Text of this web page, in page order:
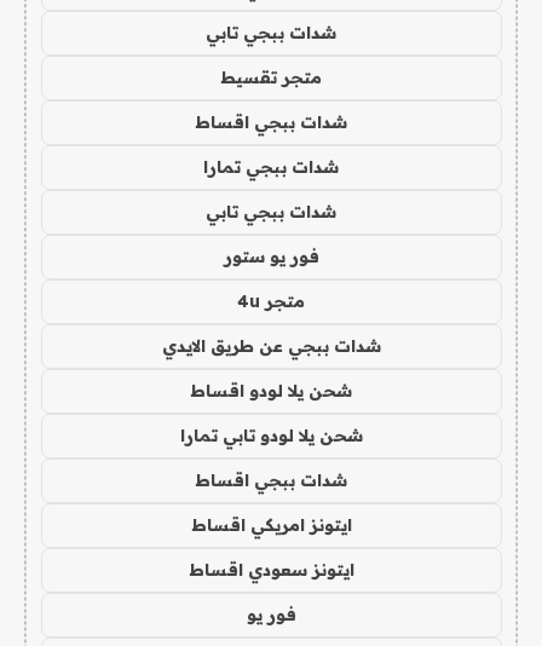
شدات ببجي تابي
متجر تقسيط
شدات ببجي اقساط
شدات ببجي تمارا
شدات ببجي تابي
فور يو ستور
متجر 4u
شدات ببجي عن طريق الايدي
شحن يلا لودو اقساط
شحن يلا لودو تابي تمارا
شدات ببجي اقساط
ايتونز امريكي اقساط
ايتونز سعودي اقساط
فور يو